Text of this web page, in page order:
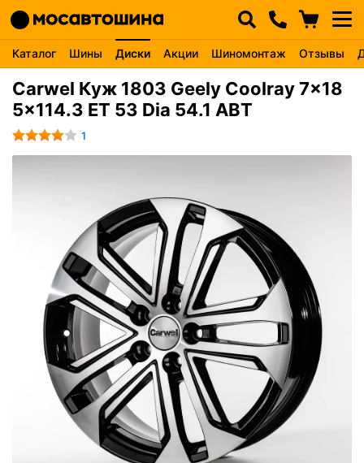
Каталог Шины Диски Акции Шиномонтаж Отзывы
Carwel Куж 1803 Geely Coolray 7x18
5x114.3 ET 53 Dia 54.1 ABT
1